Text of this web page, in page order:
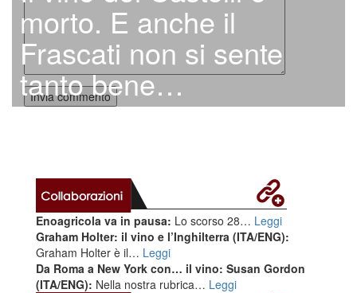
morto. E anche il
Frascati non si sente
tanto bene…
Enoagricola va in pausa: Lo scorso 28… Leggi
Graham Holter: il vino e l’Inghilterra (ITA/ENG):
Graham Holter è il… Leggi
Da Roma a New York con… il vino: Susan Gordon
(ITA/ENG): Nella nostra rubrica… Leggi